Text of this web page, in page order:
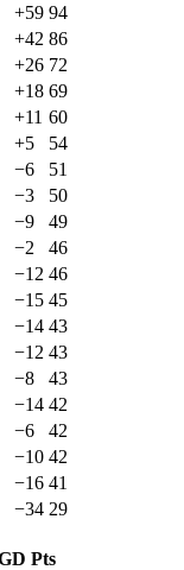
+59 94
+42 86
+26 72
+18 69
+11 60
+5
54
−6
51
−3
50
−9
49
−2
46
−12 46
−15 45
−14 43
−12 43
−8
43
−14 42
−6
42
−10 42
−16 41
−34 29
Pts